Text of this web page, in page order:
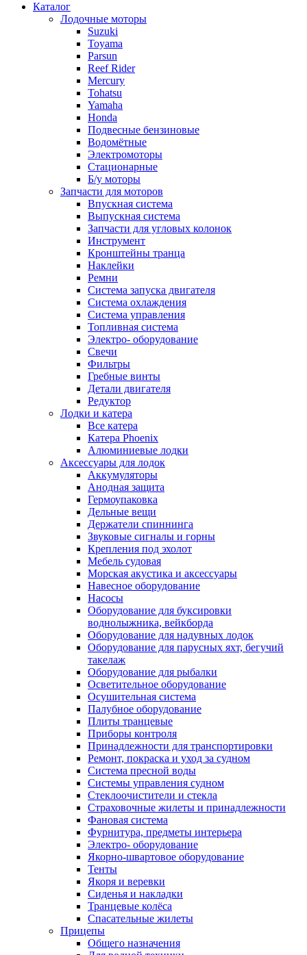
Каталог
Лодочные моторы
Suzuki
Toyama
Parsun
Reef Rider
Mercury
Tohatsu
Yamaha
Honda
Подвесные бензиновые
Водомётные
Электромоторы
Стационарные
Б/у моторы
Запчасти для моторов
Впускная система
Выпускная система
Запчасти для угловых колонок
Инструмент
Кронштейны транца
Наклейки
Ремни
Система запуска двигателя
Система охлаждения
Система управления
Топливная система
Электро- оборудование
Свечи
Фильтры
Гребные винты
Детали двигателя
Редуктор
Лодки и катера
Все катера
Катера Phoenix
Алюминиевые лодки
Аксессуары для лодок
Аккумуляторы
Анодная защита
Гермоупаковка
Дельные вещи
Держатели спиннинга
Звуковые сигналы и горны
Крепления под эхолот
Мебель судовая
Морская акустика и аксессуары
Навесное оборудование
Насосы
Оборудование для буксировки
воднолыжника, вейкборда
Оборудование для надувных лодок
Оборудование для парусных яхт, бегучий
такелаж
Оборудование для рыбалки
Осветительное оборудование
Осушительная система
Палубное оборудование
Плиты транцевые
Приборы контроля
Принадлежности для транспортировки
Ремонт, покраска и уход за судном
Система пресной воды
Системы управления судном
Стеклоочистители и стекла
Страховочные жилеты и принадлежности
Фановая система
Фурнитура, предметы интерьера
Электро- оборудование
Якорно-швартовое оборудование
Тенты
Якоря и веревки
Сиденья и накладки
Транцевые колёса
Спасательные жилеты
Прицепы
Общего назначения